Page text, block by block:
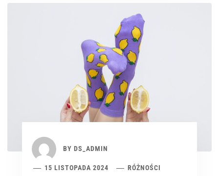
BY DS_ADMIN
15 LISTOPADA 2024 RÓŻNOŚCI